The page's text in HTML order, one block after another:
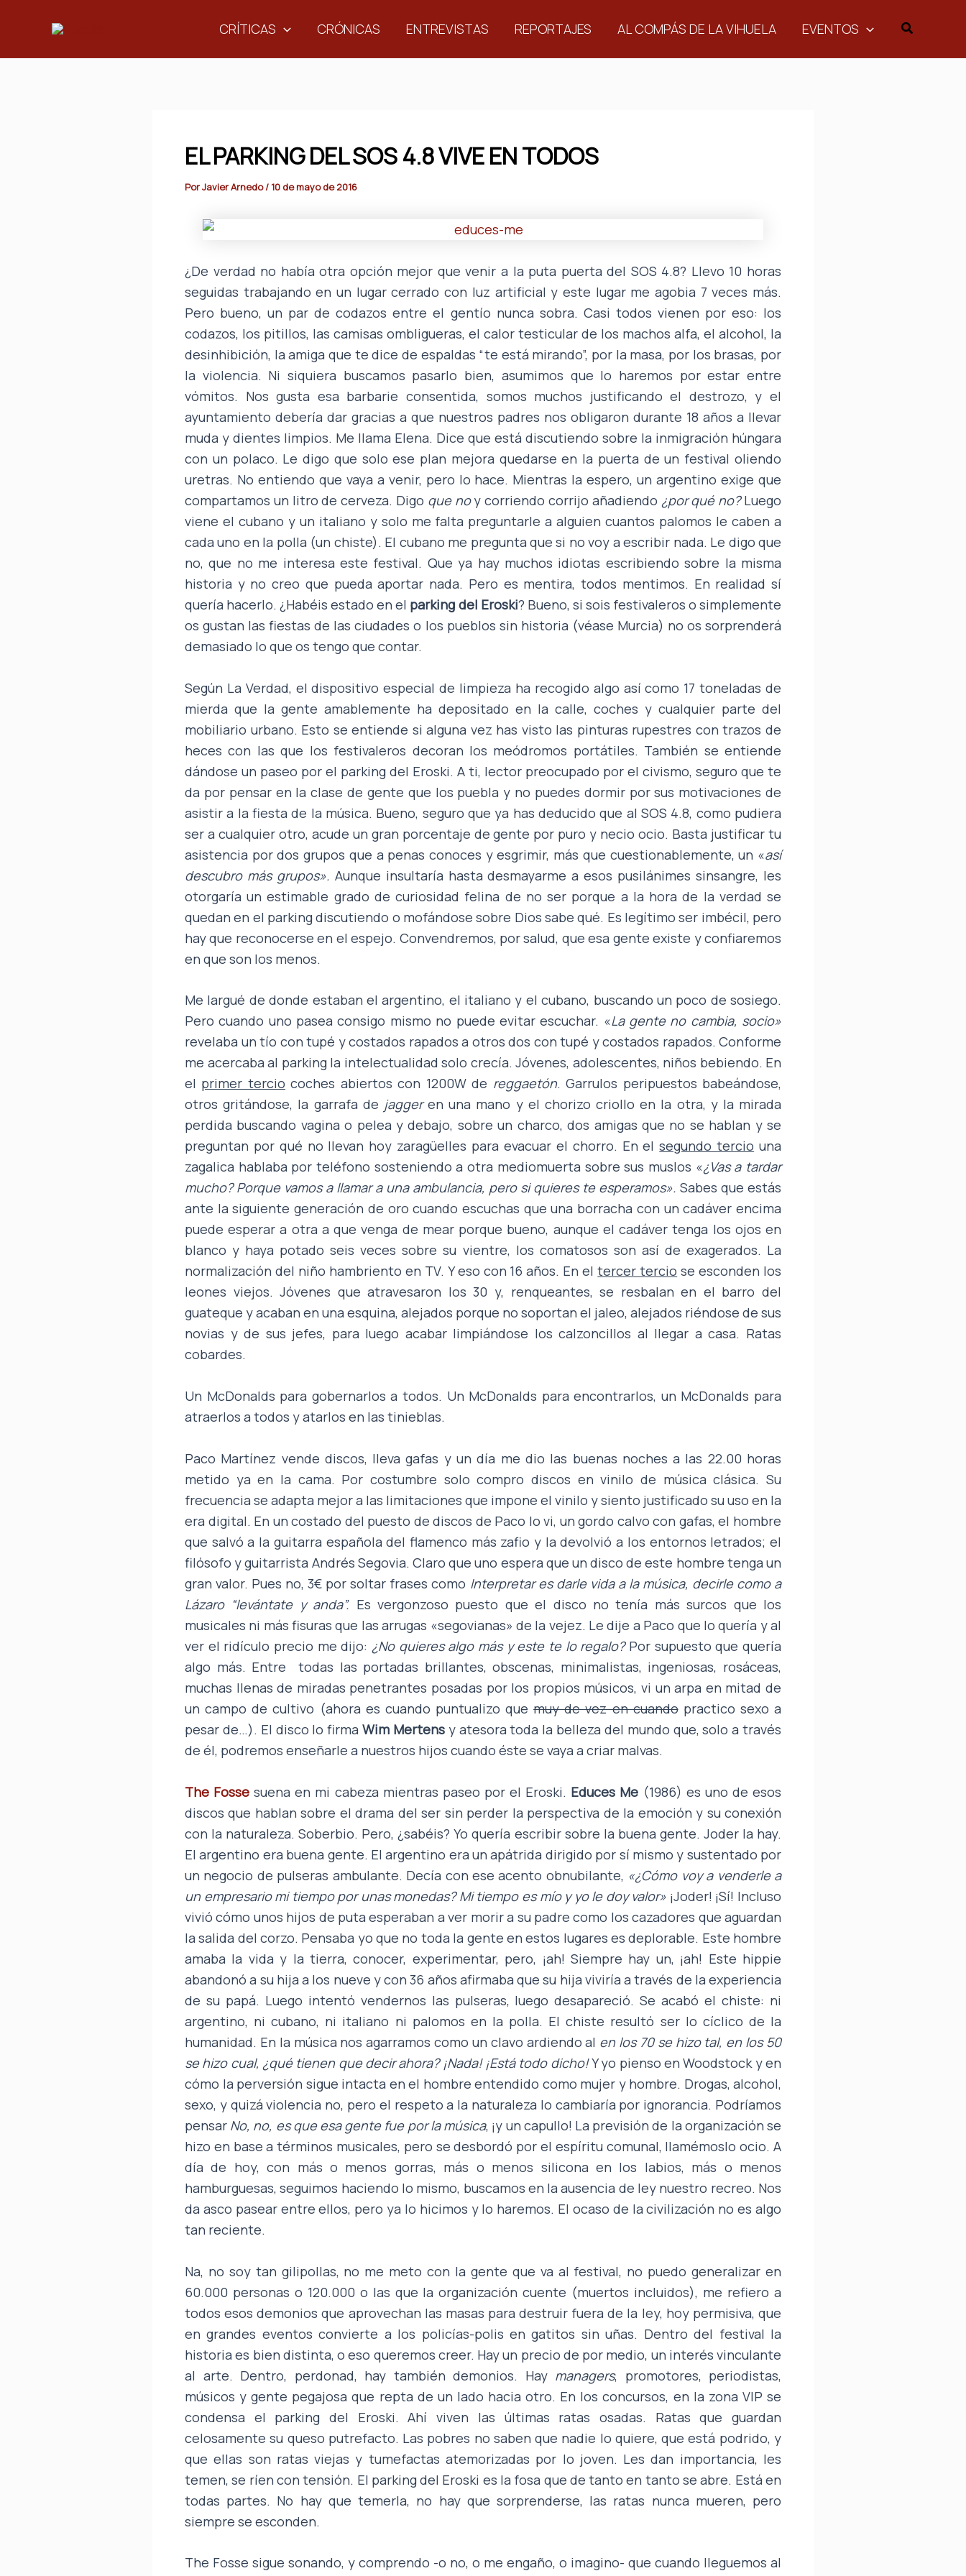
CRÍTICAS CRÓNICAS ENTREVISTAS REPORTAJES AL COMPÁS DE LA VIHUELA EVENTOS Buscar
EL PARKING DEL SOS 4.8 VIVE EN TODOS
PorJavier Arnedo/ 10 de mayo de 2016
¿De verdad no había otra opción mejor que venir a la puta puerta del SOS 4.8? Llevo 10 horas
seguidas trabajando en un lugar cerrado con luz artificial y este lugar me agobia 7 veces más.
Pero bueno, un par de codazos entre el gentío nunca sobra. Casi todos vienen por eso: los
codazos, los pitillos, las camisas ombligueras, el calor testicular de los machos alfa, el alcohol, la
desinhibición, la amiga que te dice de espaldas “te está mirando”, por la masa, por los brasas, por
la violencia. Ni siquiera buscamos pasarlo bien, asumimos que lo haremos por estar entre
vómitos. Nos gusta esa barbarie consentida, somos muchos justificando el destrozo, y el
ayuntamiento debería dar gracias a que nuestros padres nos obligaron durante 18 años a llevar
muda y dientes limpios. Me llama Elena. Dice que está discutiendo sobre la inmigración húngara
con un polaco. Le digo que solo ese plan mejora quedarse en la puerta de un festival oliendo
uretras. No entiendo que vaya a venir, pero lo hace. Mientras la espero, un argentino exige que
compartamos un litro de cerveza. Digo que noy corriendo corrijo añadiendo ¿por qué no?Luego
viene el cubano y un italiano y solo me falta preguntarle a alguien cuantos palomos le caben a
cada uno en la polla (un chiste). El cubano me pregunta que si no voy a escribir nada. Le digo que
no, que no me interesa este festival. Que ya hay muchos idiotas escribiendo sobre la misma
historia y no creo que pueda aportar nada. Pero es mentira, todos mentimos. En realidad sí
quería hacerlo. ¿Habéis estado en el parking del Eroski? Bueno, si sois festivaleros o simplemente
os gustan las fiestas de las ciudades o los pueblos sin historia (véase Murcia) no os sorprenderá
demasiado lo que os tengo que contar.
Según La Verdad, el dispositivo especial de limpieza ha recogido algo así como 17 toneladas de
mierda que la gente amablemente ha depositado en la calle, coches y cualquier parte del
mobiliario urbano. Esto se entiende si alguna vez has visto las pinturas rupestres con trazos de
heces con las que los festivaleros decoran los meódromos portátiles. También se entiende
dándose un paseo por el parking del Eroski. A ti, lector preocupado por el civismo, seguro que te
da por pensar en la clase de gente que los puebla y no puedes dormir por sus motivaciones de
asistir a la fiesta de la música. Bueno, seguro que ya has deducido que al SOS 4.8, como pudiera
ser a cualquier otro, acude un gran porcentaje de gente por puro y necio ocio. Basta justificar tu
asistencia por dos grupos que a penas conoces y esgrimir, más que cuestionablemente, un «así
descubro más grupos». Aunque insultaría hasta desmayarme a esos pusilánimes sinsangre, les
otorgaría un estimable grado de curiosidad felina de no ser porque a la hora de la verdad se
quedan en el parking discutiendo o mofándose sobre Dios sabe qué. Es legítimo ser imbécil, pero
hay que reconocerse en el espejo. Convendremos, por salud, que esa gente existe y confiaremos
en que son los menos.
Me largué de donde estaban el argentino, el italiano y el cubano, buscando un poco de sosiego.
Pero cuando uno pasea consigo mismo no puede evitar escuchar. «La gente no cambia, socio»
revelaba un tío con tupé y costados rapados a otros dos con tupé y costados rapados. Conforme
me acercaba al parking la intelectualidad solo crecía. Jóvenes, adolescentes, niños bebiendo. En
el primer tercio coches abiertos con 1200W de reggaetón. Garrulos peripuestos babeándose,
otros gritándose, la garrafa de jaggeren una mano y el chorizo criollo en la otra, y la mirada
perdida buscando vagina o pelea y debajo, sobre un charco, dos amigas que no se hablan y se
preguntan por qué no llevan hoy zaragüelles para evacuar el chorro. En elsegundo tercio una
zagalica hablaba por teléfono sosteniendo a otra mediomuerta sobre sus muslos «¿Vas a tardar
mucho? Porque vamos a llamar a una ambulancia, pero si quieres te esperamos». Sabes que estás
ante la siguiente generación de oro cuando escuchas que una borracha con un cadáver encima
puede esperar a otra a que venga de mear porque bueno, aunque el cadáver tenga los ojos en
blanco y haya potado seis veces sobre su vientre, los comatosos son así de exagerados. La
normalización del niño hambriento en TV. Y eso con 16 años. En eltercer tercio se esconden los
leones viejos. Jóvenes que atravesaron los 30 y, renqueantes, se resbalan en el barro del
guateque y acaban en una esquina, alejados porque no soportan el jaleo, alejados riéndose de sus
novias y de sus jefes, para luego acabar limpiándose los calzoncillos al llegar a casa. Ratas
cobardes.
Un McDonalds para gobernarlos a todos. Un McDonalds para encontrarlos, un McDonalds para
atraerlos a todos y atarlos en las tinieblas.
Paco Martínez vende discos, lleva gafas y un día me dio las buenas noches a las 22.00 horas
metido ya en la cama. Por costumbre solo compro discos en vinilo de música clásica. Su
frecuencia se adapta mejor a las limitaciones que impone el vinilo y siento justificado su uso en la
era digital. En un costado del puesto de discos de Paco lo vi, un gordo calvo con gafas, el hombre
que salvó a la guitarra española del flamenco más zafio y la devolvió a los entornos letrados; el
filósofo y guitarrista Andrés Segovia. Claro que uno espera que un disco de este hombre tenga un
gran valor. Pues no, 3€ por soltar frases como Interpretar es darle vida a la música, decirle como a
Lázaro “levántate y anda”. Es vergonzoso puesto que el disco no tenía más surcos que los
musicales ni más fisuras que las arrugas «segovianas» de la vejez. Le dije a Paco que lo quería y al
ver el ridículo precio me dijo: ¿No quieres algo más y este te lo regalo? Por supuesto que quería
algo más. Entre todas las portadas brillantes, obscenas, minimalistas, ingeniosas, rosáceas,
muchas llenas de miradas penetrantes posadas por los propios músicos, vi un arpa en mitad de
un campo de cultivo (ahora es cuando puntualizo quemuy de vez en cuandopractico sexo a
pesar de…). El disco lo firma Wim Mertensy atesora toda la belleza del mundo que, solo a través
de él, podremos enseñarle a nuestros hijos cuando éste se vaya a criar malvas.
The Fosse suena en mi cabeza mientras paseo por el Eroski. Educes Me (1986) es uno de esos
discos que hablan sobre el drama del ser sin perder la perspectiva de la emoción y su conexión
con la naturaleza. Soberbio. Pero, ¿sabéis? Yo quería escribir sobre la buena gente. Joder la hay.
El argentino era buena gente. El argentino era un apátrida dirigido por sí mismo y sustentado por
un negocio de pulseras ambulante. Decía con ese acento obnubilante, «¿Cómo voy a venderle a
un empresario mi tiempo por unas monedas? Mi tiempo es mío y yo le doy valor» ¡Joder! ¡Sí! Incluso
vivió cómo unos hijos de puta esperaban a ver morir a su padre como los cazadores que aguardan
la salida del corzo. Pensaba yo que no toda la gente en estos lugares es deplorable. Este hombre
amaba la vida y la tierra, conocer, experimentar, pero, ¡ah! Siempre hay un, ¡ah! Este hippie
abandonó a su hija a los nueve y con 36 años afirmaba que su hija viviría a través de la experiencia
de su papá. Luego intentó vendernos las pulseras, luego desapareció. Se acabó el chiste: ni
argentino, ni cubano, ni italiano ni palomos en la polla. El chiste resultó ser lo cíclico de la
humanidad. En la música nos agarramos como un clavo ardiendo al en los 70 se hizo tal, en los 50
se hizo cual, ¿qué tienen que decir ahora? ¡Nada! ¡Está todo dicho!Y yo pienso en Woodstock y en
cómo la perversión sigue intacta en el hombre entendido como mujer y hombre. Drogas, alcohol,
sexo, y quizá violencia no, pero el respeto a la naturaleza lo cambiaría por ignorancia. Podríamos
pensar No, no, es que esa gente fue por la música, ¡y un capullo! La previsión de la organización se
hizo en base a términos musicales, pero se desbordó por el espíritu comunal, llamémoslo ocio. A
día de hoy, con más o menos gorras, más o menos silicona en los labios, más o menos
hamburguesas, seguimos haciendo lo mismo, buscamos en la ausencia de ley nuestro recreo. Nos
da asco pasear entre ellos, pero ya lo hicimos y lo haremos. El ocaso de la civilización no es algo
tan reciente.
Na, no soy tan gilipollas, no me meto con la gente que va al festival, no puedo generalizar en
60.000 personas o 120.000 o las que la organización cuente (muertos incluidos), me refiero a
todos esos demonios que aprovechan las masas para destruir fuera de la ley, hoy permisiva, que
en grandes eventos convierte a los policías-polis en gatitos sin uñas. Dentro del festival la
historia es bien distinta, o eso queremos creer. Hay un precio de por medio, un interés vinculante
al arte. Dentro, perdonad, hay también demonios. Hay managers, promotores, periodistas,
músicos y gente pegajosa que repta de un lado hacia otro. En los concursos, en la zona VIP se
condensa el parking del Eroski. Ahí viven las últimas ratas osadas. Ratas que guardan
celosamente su queso putrefacto. Las pobres no saben que nadie lo quiere, que está podrido, y
que ellas son ratas viejas y tumefactas atemorizadas por lo joven. Les dan importancia, les
temen, se ríen con tensión. El parking del Eroski es la fosa que de tanto en tanto se abre. Está en
todas partes. No hay que temerla, no hay que sorprenderse, las ratas nunca mueren, pero
siempre se esconden.
The Fosse sigue sonando, y comprendo -o no, o me engaño, o imagino- que cuando lleguemos al